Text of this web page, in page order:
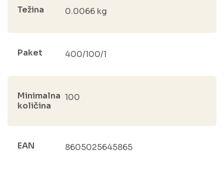
Težina 0.0066 kg
Paket 400/100/1
Minimalna
količina
100
EAN 8605025645865